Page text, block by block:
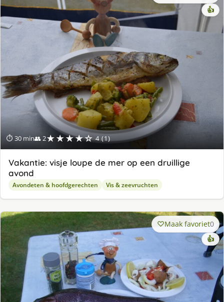
⏱ 30 min👥 2★★★★☆ 4 (1)
👍
Vakantie: visje loupe de mer op een druillige
avond
Avondeten & hoofdgerechten Vis & zeevruchten
Maak favoriet0
👍